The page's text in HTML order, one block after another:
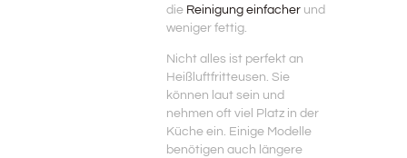
die Reinigung einfacherund
weniger fettig.
Nicht alles ist perfekt an
Heißluftfritteusen. Sie
können laut sein und
nehmen oft viel Platz in der
Küche ein. Einige Modelle
benötigen auch längere